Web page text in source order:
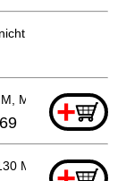
bestellbar
M 6) +
MM, M 12)